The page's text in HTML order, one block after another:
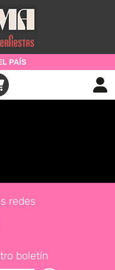
PAÍS
redes
boletín